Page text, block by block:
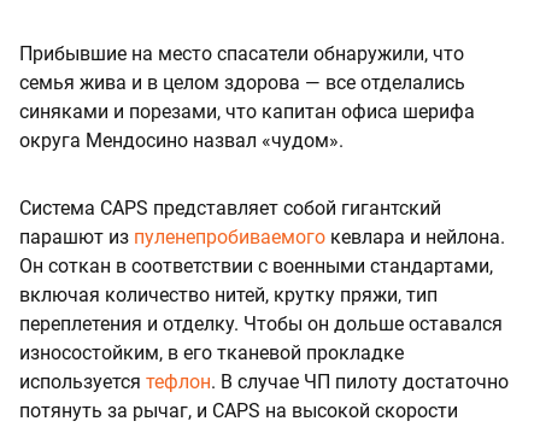
Прибывшие на место спасатели обнаружили, что
семья жива и в целом здорова — все отделались
синяками и порезами, что капитан офиса шерифа
округа Мендосино назвал «чудом».
Система CAPS представляет собой гигантский
парашют из пуленепробиваемого кевлара и нейлона.
Он соткан в соответствии с военными стандартами,
включая количество нитей, крутку пряжи, тип
переплетения и отделку. Чтобы он дольше оставался
износостойким, в его тканевой прокладке
используется тефлон. В случае ЧП пилоту достаточно
потянуть за рычаг, и CAPS на высокой скорости